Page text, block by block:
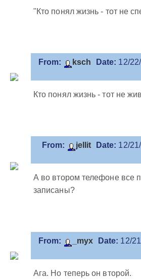
"Кто понял жизнь - тот не
From: ksch Date: 12/
Кто понял жизнь - тот не
From: jellit Date: 12/
А во втором телефоне все
записаны?
From: _myx Date: 12/
Ага. Но теперь он второй.